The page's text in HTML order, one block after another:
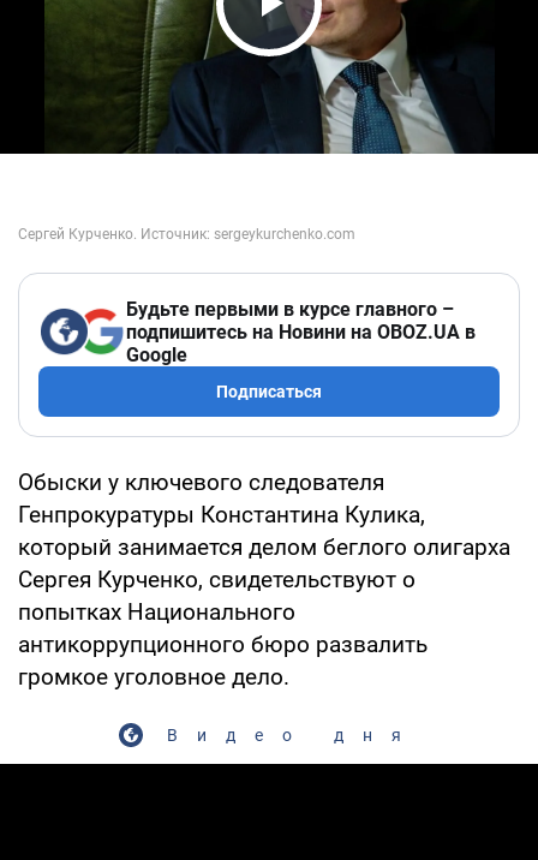
Play Video
Будьте первыми в курсе главного –
подпишитесь на Новини на OBOZ.UA в
Google
Подписаться
Обыски у ключевого следователя
Генпрокуратуры Константина Кулика,
который занимается делом беглого олигарха
Сергея Курченко, свидетельствуют о
попытках Национального
антикоррупционного бюро развалить
громкое уголовное дело.
Видео дня